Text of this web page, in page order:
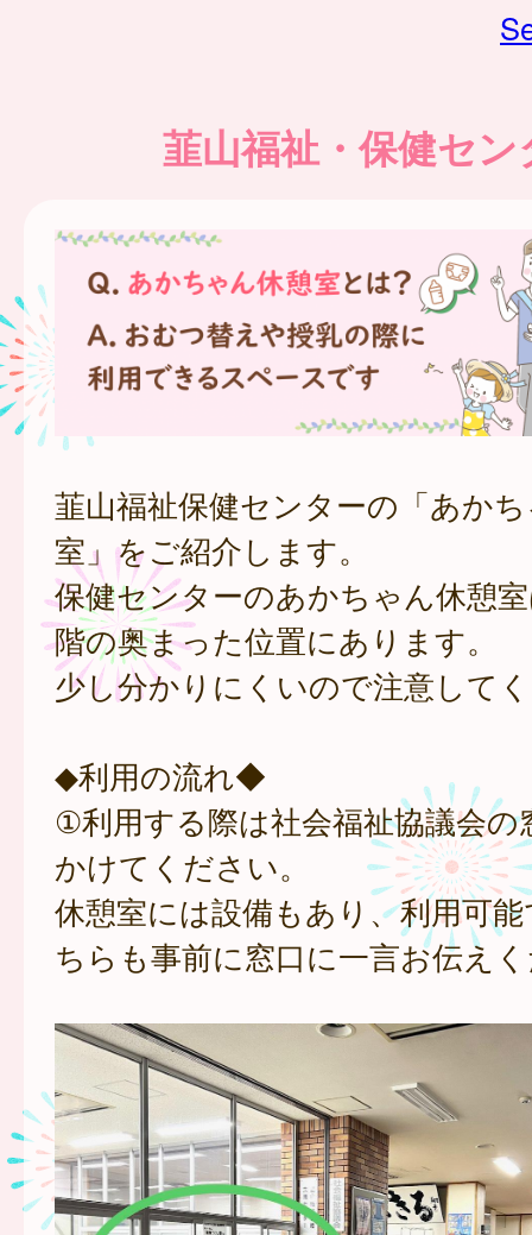
韮山福祉・保健セン
韮山福祉保健センターの「あか
室」をご紹介します。
保健センターのあかちゃん休憩
階の奥まった位置にあります。
少し分かりにくいので注意して
◆利用の流れ◆
①利用する際は社会福祉協議会の
かけてください。
休憩室には設備もあり、利用可
ちらも事前に窓口に一言お伝え